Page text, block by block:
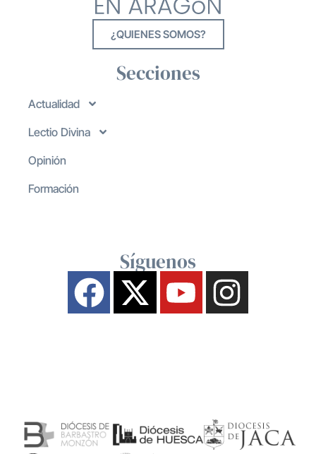
¿QUIENES SOMOS?
Secciones
Actualidad
Lectio Divina
Opinión
Formación
Síguenos